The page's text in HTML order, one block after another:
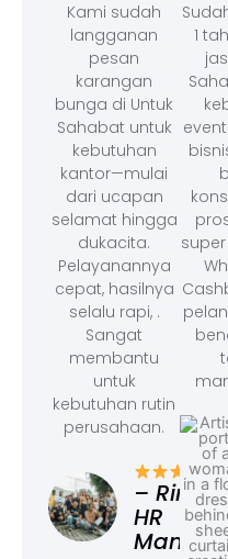
Kami sudah
langganan
pesan
karangan
bunga di Untuk
Sahabat untuk
kebutuhan
kantor—mulai
dari ucapan
selamat hingga
dukacita.
Pelayanannya
cepat, hasilnya
selalu rapi, .
Sangat
membantu
untuk
kebutuhan rutin
perusahaan.
– Rina,
HR
1